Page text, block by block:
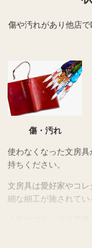
傷や汚れがあり他店で
傷・汚れ
使わなくなった文房
持ちください。
文房具は愛好家やコ
細な細工が施されてい
人気のブランドは需
につながる場合があり